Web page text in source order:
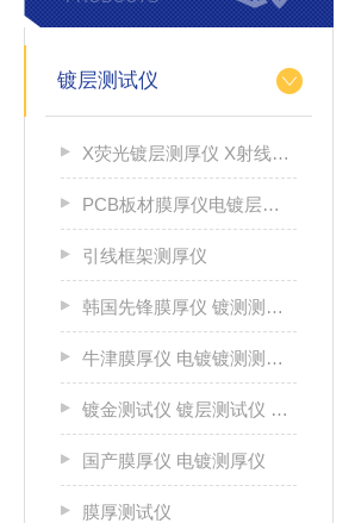
镀层测试仪
X荧光镀层测厚仪 X射线荧光测厚仪 涂层测厚仪 射线镀层生产厂家
PCB板材膜厚仪电镀层测厚仪
引线框架测厚仪
韩国先锋膜厚仪 镀测测试仪
牛津膜厚仪 电镀镀测测试仪
镀金测试仪 镀层测试仪 光谱分析仪
国产膜厚仪 电镀测厚仪
膜厚测试仪